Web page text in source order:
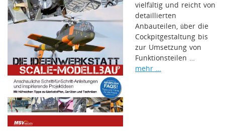
vielfältig und reicht von
detaillierten
Anbauteilen, über die
Cockpitgestaltung bis
zur Umsetzung von
Funktionsteilen …
mehr …